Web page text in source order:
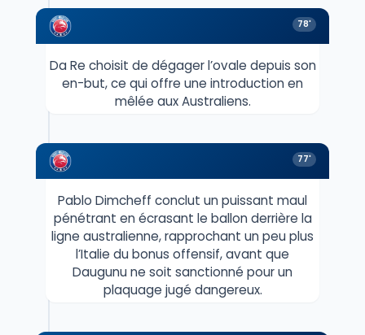
78'
Da Re choisit de dégager l’ovale depuis son
en-but, ce qui offre une introduction en
mêlée aux Australiens.
77'
Pablo Dimcheff conclut un puissant maul
pénétrant en écrasant le ballon derrière la
ligne australienne, rapprochant un peu plus
l’Italie du bonus offensif, avant que
Daugunu ne soit sanctionné pour un
plaquage jugé dangereux.